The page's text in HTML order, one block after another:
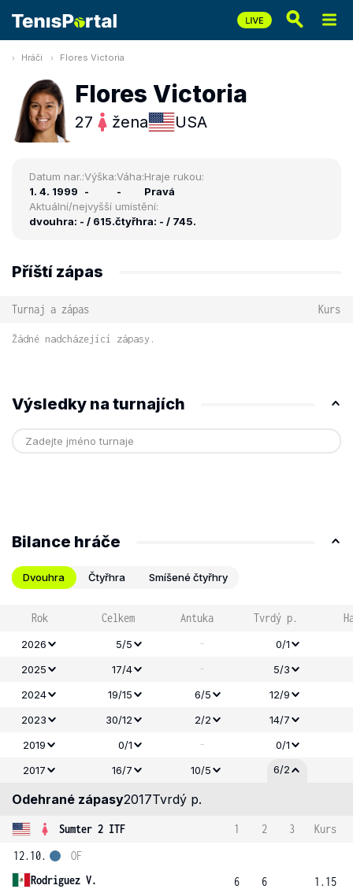
Hráči Flores Victoria
Flores Victoria
27 žena USA
Datum nar.:
1. 4. 1999
Výška:
-
Váha:
-
Hraje rukou:
Pravá
Aktuální/nejvyšší umístění:
dvouhra: - / 615.čtyřhra: - / 745.
Příští zápas
Turnaj a zápas Kurs
Žádné nadcházející zápasy.
Výsledky na turnajích
Bilance hráče
Dvouhra Čtyřhra Smíšené čtyřhry
Rok Celkem Antuka Tvrdý p.
2026 5/5 -
0/1
2025
17/4 -
5/3
2024
19/15 6/5
12/9
2023
30/12 2/2
14/7
2019
0/1 -
0/1
2017
16/7 10/5 6/2
Odehrané zápasy2017Tvrdý p.
Sumter 2 ITF 1 2 3
Kurs
12.10.
Rodriguez V.
OF
6
6
1.15